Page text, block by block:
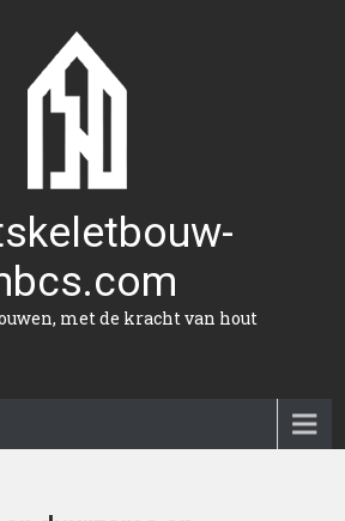
met de kracht van hout